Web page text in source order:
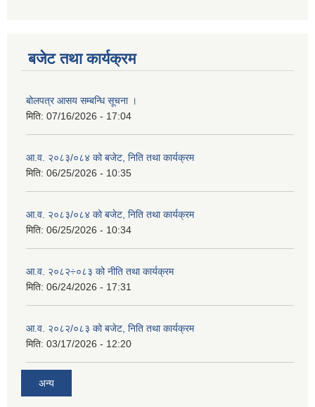
बजेट तथा कार्यक्रम
बोलपत्र आसय सम्बन्धि सूचना ।
मिति: 07/16/2026 - 17:04
आ.व. २०८३/०८४ को बजेट, निति तथा कार्यक्रम
मिति: 06/25/2026 - 10:35
आ.व. २०८३/०८४ को बजेट, निति तथा कार्यक्रम
मिति: 06/25/2026 - 10:34
आ.व. २०८२÷०८३ को नीति तथा कार्यक्रम
मिति: 06/24/2026 - 17:31
आ.व. २०८२/०८३ को बजेट, निति तथा कार्यक्रम
मिति: 03/17/2026 - 12:20
अन्य